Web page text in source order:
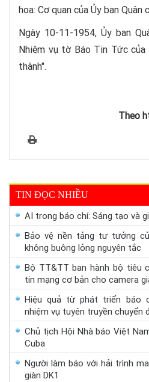
hoa: Cơ quan của Ủy ban Quân
Ngày 10-11-1954, Ủy ban
Nhiệm vụ tờ Báo Tin Tức của
thành".
Theo
TIN ĐỌC NHIỀU
AI trong báo chí: Sáng tạo và
Bảo vệ nền tảng tư tưởng
không buông lỏng nguyên tắc
Bộ TT&TT ban hành bộ tiêu
tin mạng cơ bản cho camera
Hiệu quả từ phát triển báo
nhiệm vụ tuyên truyền chuyển
Chủ tịch Hội Nhà báo Việt
Cuba
Người làm báo với hải trình
giàn DK1